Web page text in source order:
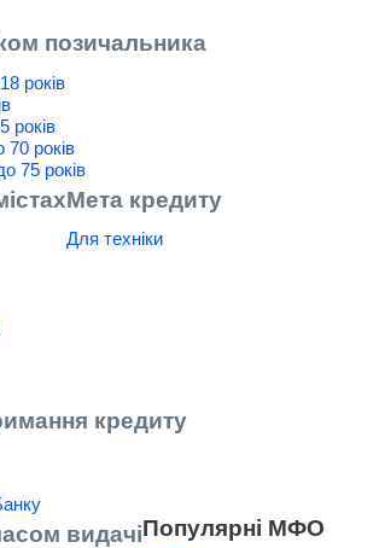
позичальника
років
років
років
75 років
Мета кредиту
Для техніки
кредиту
видачіПопулярні МФО